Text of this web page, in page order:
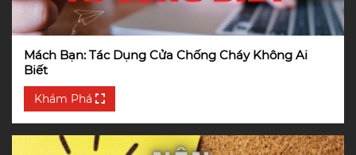
Mách Bạn: Tác Dụng Cửa Chống Cháy Không Ai
Biết
Khám Phá